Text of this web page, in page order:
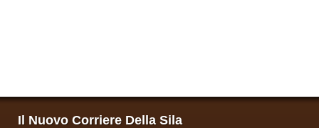
Il Nuovo Corriere Della Sila